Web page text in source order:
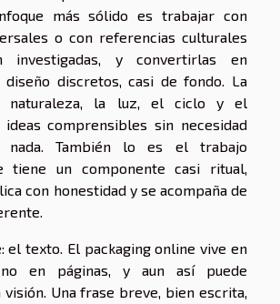
más sólido es trabajar con
o con referencias culturales
investigadas, y convertirlas en
discretos, casi de fondo. La
naturaleza, la luz, el ciclo y el
comprensibles sin necesidad
nada. También lo es el trabajo
tiene un componente casi ritual,
con honestidad y se acompaña de
el texto. El packaging online vive en
en páginas, y aun así puede
visión. Una frase breve, bien escrita,